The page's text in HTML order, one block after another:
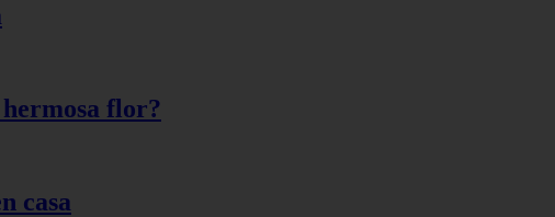
flor?
casa